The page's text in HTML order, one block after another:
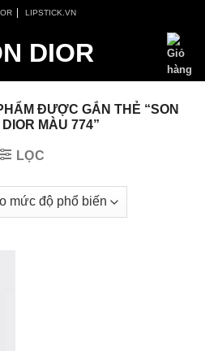
| LIPSTICK.VN
ĐƯỢC GẮN THẺ “SON
MÀU 774”
LỌC